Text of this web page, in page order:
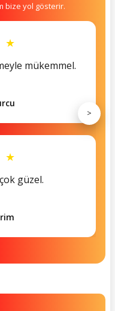
bize yol gösterir.
★
mükemmel.
★
güzel.
>